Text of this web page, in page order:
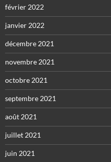
février 2022
janvier 2022
décembre 2021
novembre 2021
octobre 2021
septembre 2021
août 2021
juillet 2021
juin 2021